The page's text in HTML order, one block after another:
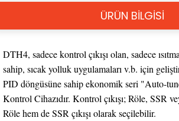
ÜRÜN BİLGİSİ
DTH4, sadece kontrol çıkışı olan, sadece
sahip, sıcak yolluk uygulamaları v.b. için
PID döngüsüne sahip ekonomik seri "Auto-
Kontrol Cihazıdır. Kontrol çıkışı; Röle, SSR
Röle hem de SSR çıkışı olarak seçilebilir.